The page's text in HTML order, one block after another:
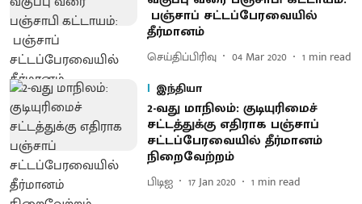
பஞ்சாப் சட்டப்பேரவையில்
தீர்மானம்
செய்திப்பிரிவு 04 Mar 2020 1 min read
இந்தியா
2-வது மாநிலம்: குடியுரிமைச்
சட்டத்துக்கு எதிராக பஞ்சாப்
சட்டப்பேரவையில் தீர்மானம்
நிறைவேற்றம்
பிடிஐ 17 Jan 2020 1 min read